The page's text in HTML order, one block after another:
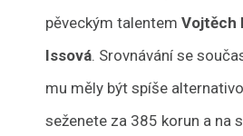
pěveckým talentemVojtěch
Issová. Srovnávání se
mu měly být spíše
seženete za 385 korun a na